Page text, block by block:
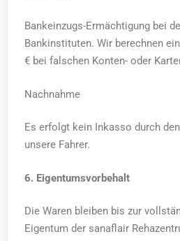
Bankeinzugs-Ermächtigung bei
Bankinstituten. Wir berechnen
€ bei falschen Konten- oder
Nachnahme
Es erfolgt kein Inkasso durch
unsere Fahrer.
6. Eigentumsvorbehalt
Die Waren bleiben bis zur
Eigentum der sanaflair